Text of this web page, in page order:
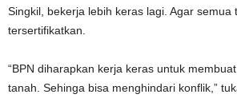
Singkil, bekerja lebih keras lagi. Agar semua
tersertifikatkan.
“BPN diharapkan kerja keras untuk
tanah. Sehinga bisa menghindari konflik,”